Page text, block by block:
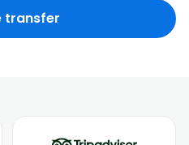
transfer